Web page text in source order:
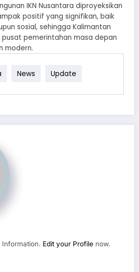
IKN Nusantara diproyeksikan
positif yang signifikan, baik
sosial, sehingga Kalimantan
pemerintahan masa depan
modern.
News Update
Information. Edit your Profile now.